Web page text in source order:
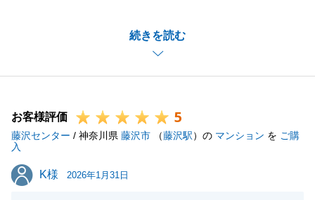
続きを読む
たが、最終的にご納得いただけるお取引をいただきま
当社賃貸部門と連携し、T様のお手伝いが出来たこと
今後も、不動産に関するご希望やご要望がございまし
たらお気軽にお申し付けください。
お客様評価 5
藤沢センター / 神奈川県 藤沢市 （藤沢駅）の マンション を ご購
入
K様
K様 2026年1月31日